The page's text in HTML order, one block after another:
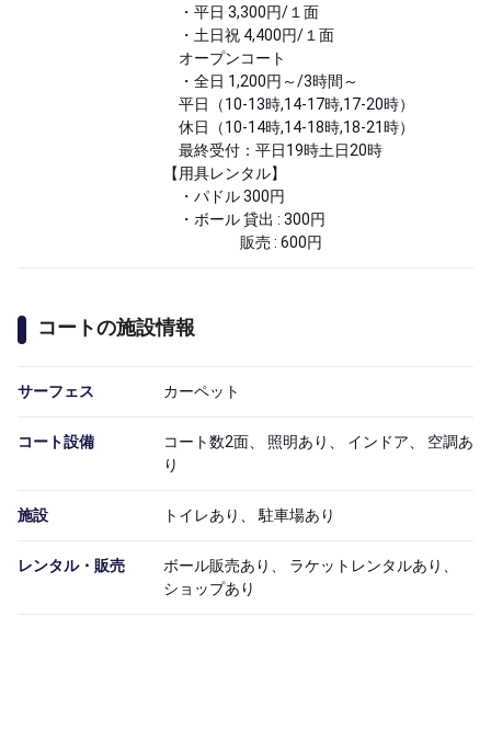
・平日 3,300円/１面
・土日祝 4,400円/１面
オープンコート
・全日 1,200円～/3時間～
平日（10-13時,14-17時,17-20時）
休日（10-14時,14-18時,18-21時）
最終受付：平日19時土日20時
【用具レンタル】
・パドル 300円
・ボール 貸出 : 300円
販売 : 600円
コートの施設情報
サーフェス カーペット
コート設備
コート数2面、 照明あり、 インドア、 空調あ
り
施設 トイレあり、 駐車場あり
レンタル・販売
ボール販売あり、 ラケットレンタルあり、
ショップあり